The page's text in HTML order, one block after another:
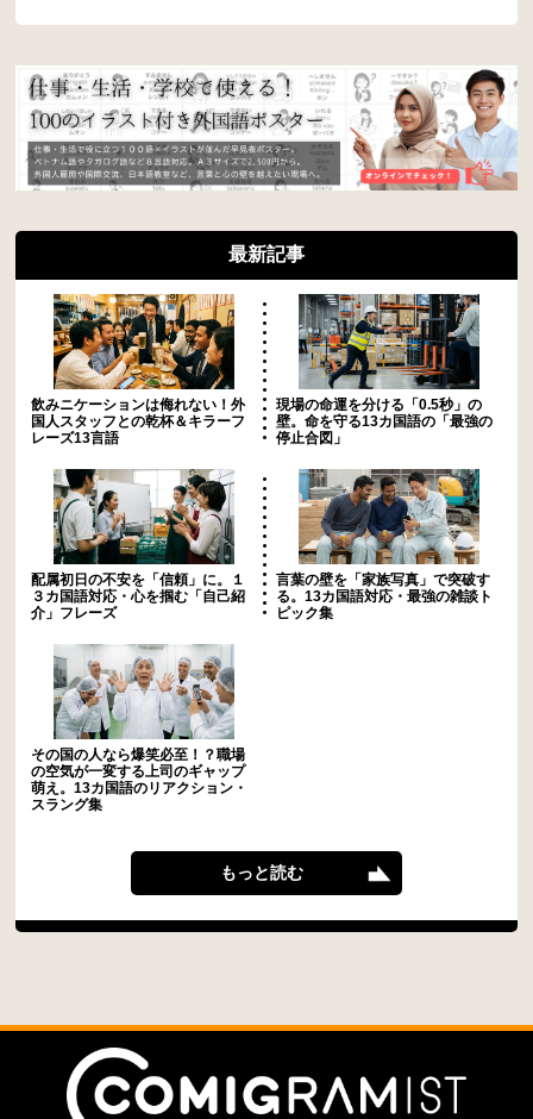
最新記事
飲みニケーションは侮れない！外
国人スタッフとの乾杯＆キラーフ
レーズ13言語
現場の命運を分ける「0.5秒」の
壁。命を守る13カ国語の「最強の
停止合図」
配属初日の不安を「信頼」に。１
３カ国語対応・心を掴む「自己紹
介」フレーズ
言葉の壁を「家族写真」で突破す
る。13カ国語対応・最強の雑談ト
ピック集
その国の人なら爆笑必至！？職場
の空気が一変する上司のギャップ
萌え。13カ国語のリアクション・
スラング集
もっと読む